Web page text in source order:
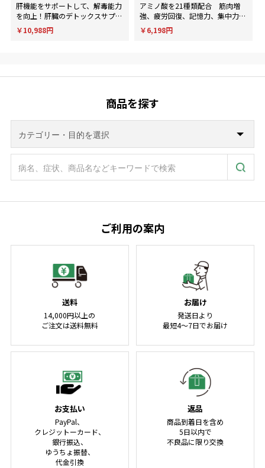
肝機能をサポートして、解毒能力
を向上！肝臓のデトックスサプリ
メント。
￥10,988円
アミノ酸を21種類配合 筋肉増
強、疲労回復、記憶力、集中力、
判断力など様々な用途に使用され
ます。
￥6,198円
商品を探す
ご利用の案内
送料
14,000円以上の
ご注文は送料無料
お届け
発送日より
最短4～7日でお届け
お支払い
PayPal、
クレジットーカード、
銀行振込、
ゆうちょ振替、
代金引換
返品
商品到着日を含め
5日以内で
不良品に限り交換